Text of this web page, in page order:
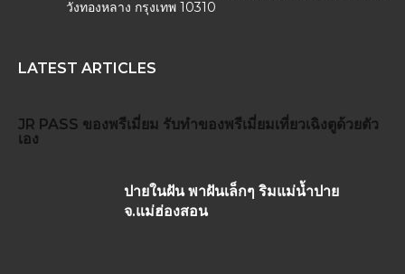
วังทองหลาง กรุงเทพ 10310
LATEST ARTICLES
JR PASS ของพรีเมี่ยม รับทำของพรีเมี่ยมเที่ยวเฉิงตูด้วยตัว
เอง
ปายในฝัน พาฝันเล็กๆ ริมแม่น้ำปาย
จ.แม่ฮ่องสอน